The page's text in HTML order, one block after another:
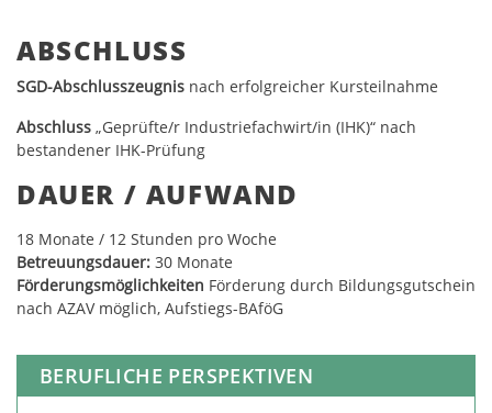
ABSCHLUSS
SGD-Abschlusszeugnis nach erfolgreicher Kursteilnahme
Abschluss „Geprüfte/r Industriefachwirt/in (IHK)“ nach
bestandener IHK-Prüfung
DAUER / AUFWAND
18 Monate / 12 Stunden pro Woche
Betreuungsdauer: 30 Monate
Förderungsmöglichkeiten Förderung durch Bildungsgutschein
nach AZAV möglich, Aufstiegs-BAföG
BERUFLICHE PERSPEKTIVEN